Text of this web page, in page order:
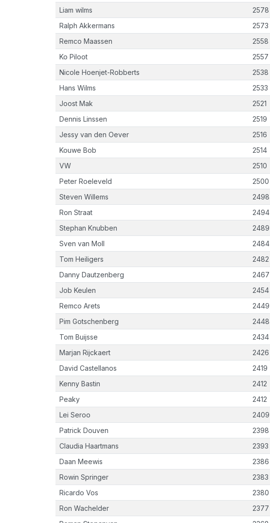
Liam wilms
2578
Ralph Akkermans
2573
Remco Maassen
2558
Ko Piloot
2557
Nicole Hoenjet-Robberts
2538
Hans Wilms
2533
Joost Mak
2521
Dennis Linssen
2519
Jessy van den Oever
2516
Kouwe Bob
2514
VW
2510
Peter Roeleveld
2500
Steven Willems
2498
Ron Straat
2494
Stephan Knubben
2489
Sven van Moll
2484
Tom Heiligers
2482
Danny Dautzenberg
2467
Job Keulen
2454
Remco Arets
2449
Pim Gotschenberg
2448
Tom Buijsse
2434
Marjan Rijckaert
2426
David Castellanos
2419
Kenny Bastin
2412
Peaky
2412
Lei Seroo
2409
Patrick Douven
2398
Claudia Haartmans
2393
Daan Meewis
2386
Rowin Springer
2383
Ricardo Vos
2380
Ron Wachelder
2377